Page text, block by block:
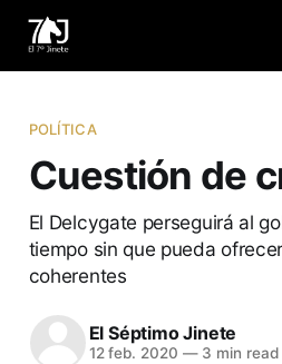
POLÍTICA
Cuestión de
El Delcygate perseguirá al
tiempo sin que pueda
coherentes
El Séptimo Jinete
12 feb. 2020 —3 min read